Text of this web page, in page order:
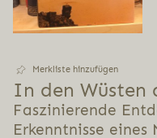
Merkliste hinzufügen
In den Wüsten
Faszinierende
Erkenntnisse eines